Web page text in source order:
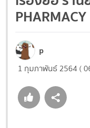
PHARMACY
p
1 กุมภาพันธ์ 2564 (